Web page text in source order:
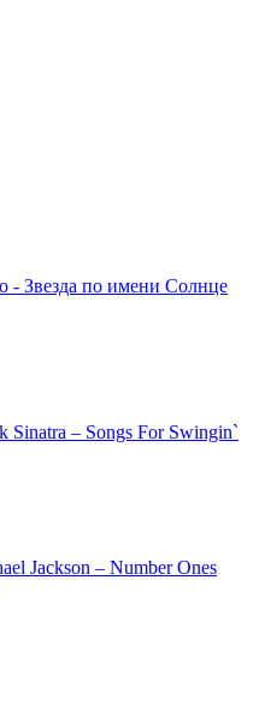
- Звезда по имени Солнце
Sinatra – Songs For Swingin`
Jackson – Number Ones